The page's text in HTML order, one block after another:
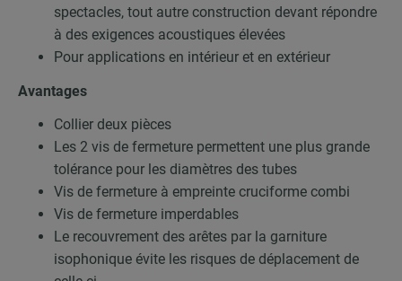
spectacles, tout autre construction devant répondre
à des exigences acoustiques élevées
Pour applications en intérieur et en extérieur
Avantages
Collier deux pièces
Les 2 vis de fermeture permettent une plus grande
tolérance pour les diamètres des tubes
Vis de fermeture à empreinte cruciforme combi
Vis de fermeture imperdables
Le recouvrement des arêtes par la garniture
isophonique évite les risques de déplacement de